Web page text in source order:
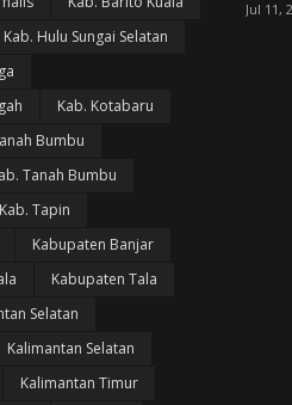
Kab. Hulu Sungai Selatan
Kab. Kotabaru
Bumbu
Tanah Bumbu
Kab. Tapin
Kabupaten Banjar
Kabupaten Tala
Selatan
Kalimantan Selatan
Kalimantan Timur
Jul 11,